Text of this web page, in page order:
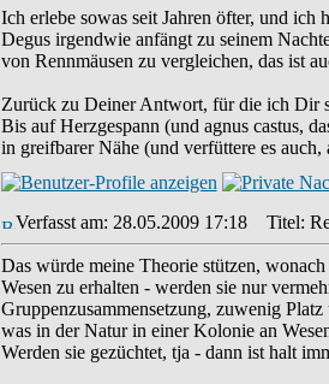
Ich erlebe sowas seit Jahren öfter, und ich
Degus irgendwie anfängt zu seinem
von Rennmäusen zu vergleichen, das ist
Zurück zu Deiner Antwort, für die ich Dir
Bis auf Herzgespann (und agnus castus,
in greifbarer Nähe (und verfüttere es
Verfasst am: 28.05.2009 17:18 Titel:
Das würde meine Theorie stützen,
Wesen zu erhalten - werden sie nur
Gruppenzusammensetzung, zuwenig
was in der Natur in einer Kolonie an
Werden sie gezüchtet, tja - dann ist halt